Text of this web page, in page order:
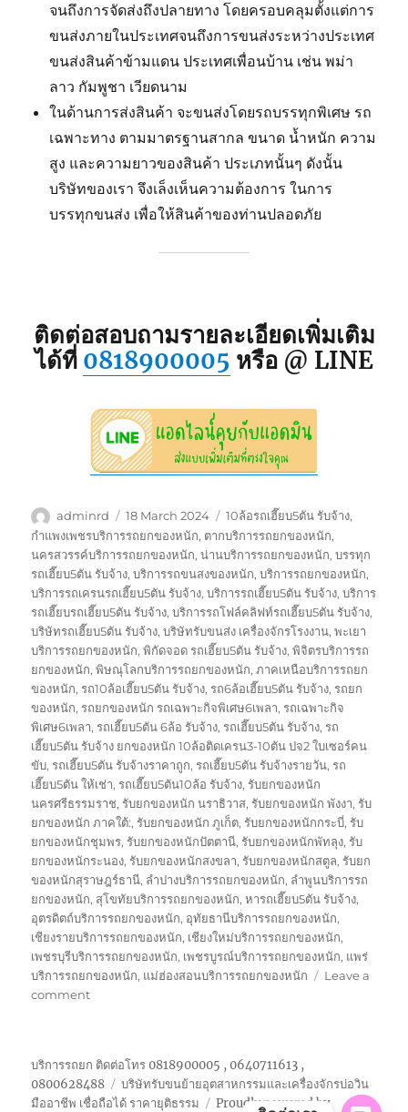
จนถึงการจัดส่งถึงปลายทาง โดยครอบคลุมตั้งแต่การ
ขนส่งภายในประเทศจนถึงการขนส่งระหว่างประเทศ
ขนส่งสินค้าข้ามแดน ประเทศเพื่อนบ้าน เช่น พม่า
ลาว กัมพูชา เวียดนาม
ในด้านการส่งสินค้า จะขนส่งโดยรถบรรทุกพิเศษ รถ
เฉพาะทาง ตามมาตรฐานสากล ขนาด น้ำหนัก ความ
สูง และความยาวของสินค้า ประเภทนั้นๆ ดังนั้น
บริษัทของเรา จึงเล็งเห็นความต้องการ ในการ
บรรทุกขนส่ง เพื่อให้สินค้าของท่านปลอดภัย
ติดต่อสอบถามรายละเอียดเพิ่มเติม
ได้ที่ 0818900005 หรือ @ LINE
Author
adminrd
Posted
on
18 March 2024 Tags
10ล้อรถเฮี๊ยบ5ตัน รับจ้าง,
กำแพงเพชรบริการรถยกของหนัก, ตากบริการรถยกของหนัก,
นครสวรรค์บริการรถยกของหนัก,น่านบริการรถยกของหนัก,บรรทุก
รถเฮี๊ยบ5ตัน รับจ้าง,บริการรถขนสงของหนัก,บริการรถยกของหนัก,
บริการรถเครนรถเฮี๊ยบ5ตัน รับจ้าง,บริการรถเฮี๊ยบ5ตัน รับจ้าง,บริการ
รถเฮี๊ยบรถเฮี๊ยบ5ตัน รับจ้าง,บริการรถโฟล์คลิฟท์รถเฮี๊ยบ5ตัน รับจ้าง,
บริษัทรถเฮี๊ยบ5ตัน รับจ้าง,บริษัทรับขนส่ง เครื่องจักรโรงงาน,พะเยา
บริการรถยกของหนัก,พิกัดจอด รถเฮี๊ยบ5ตัน รับจ้าง,พิจิตรบริการรถ
ยกของหนัก,พิษณุโลกบริการรถยกของหนัก,ภาคเหนือบริการรถยก
ของหนัก,รถ10ล้อเฮี๊ยบ5ตัน รับจ้าง,รถ6ล้อเฮี๊ยบ5ตัน รับจ้าง,รถยก
ของหนัก,รถยกของหนัก รถเฉพาะกิจพิเศษ6เพลา,รถเฉพาะกิจ
พิเศษ6เพลา,รถเฮี๊ยบ5ตัน 6ล้อ รับจ้าง,รถเฮี๊ยบ5ตัน รับจ้าง,รถ
เฮี๊ยบ5ตัน รับจ้าง ยกของหนัก 10ล้อติดเครน3-10ตัน ปจ2 ใบเซอร์คน
ขับ,รถเฮี๊ยบ5ตัน รับจ้างราคาถูก,รถเฮี๊ยบ5ตัน รับจ้างรายวัน,รถ
เฮี๊ยบ5ตัน ให้เช่า,รถเฮี๊ยบ5ตัน10ล้อ รับจ้าง,รับยกของหนัก
นครศรีธรรมราช,รับยกของหนัก นราธิวาส,รับยกของหนัก พังงา,รับ
ยกของหนัก ภาคใต้:,รับยกของหนัก ภูเก็ต,รับยกของหนักกระบี่,รับ
ยกของหนักชุมพร,รับยกของหนักปัตตานี,รับยกของหนักพัทลุง,รับ
ยกของหนักระนอง,รับยกของหนักสงขลา,รับยกของหนักสตูล,รับยก
ของหนักสุราษฎร์ธานี, ลำปางบริการรถยกของหนัก, ลำพูนบริการรถ
ยกของหนัก, สุโขทัยบริการรถยกของหนัก,หารถเฮี๊ยบ5ตัน รับจ้าง,
อุตรดิตถ์บริการรถยกของหนัก, อุทัยธานีบริการรถยกของหนัก,
เชียงรายบริการรถยกของหนัก, เชียงใหม่บริการรถยกของหนัก,
เพชรบุรีบริการรถยกของหนัก, เพชรบูรณ์บริการรถยกของหนัก, แพร่
บริการรถยกของหนัก, แม่ฮ่องสอนบริการรถยกของหนัก
Leave a
commenton
ยก
ของ
หนัก
บริการรถยก ติดต่อโทร 0818900005 , 0640711613 ,
0800628488
บริษัทรับขนย้ายอุตสาหกรรมและเครื่องจักรบ่อวิน
มืออาชีพ เชื่อถือได้ ราคายุติธรรม
Proudly powered by